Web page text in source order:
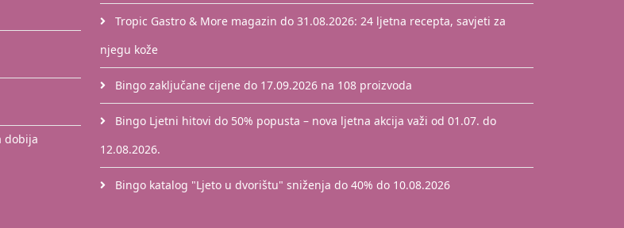
dobija
Tropic Gastro & More magazin do 31.08.2026: 24 ljetna recepta, savjeti za
njegu kože
Bingo zaključane cijene do 17.09.2026 na 108 proizvoda
Bingo Ljetni hitovi do 50% popusta – nova ljetna akcija važi od 01.07. do
12.08.2026.
Bingo katalog "Ljeto u dvorištu" sniženja do 40% do 10.08.2026